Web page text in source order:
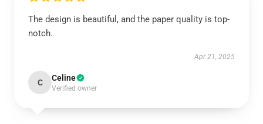
The design is beautiful, and the paper quality is top-
notch.
Apr 21, 2025
C Celine
Verified owner